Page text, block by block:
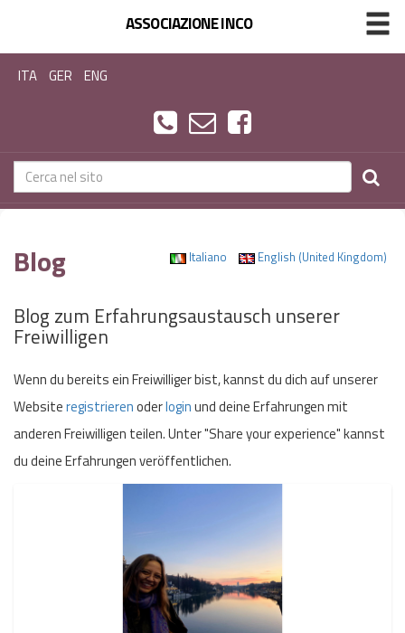
ASSOCIAZIONE INCO
ITA GER ENG
Italiano English (United Kingdom)
Blog
Blog zum Erfahrungsaustausch unserer
Freiwilligen
Wenn du bereits ein Freiwilliger bist, kannst du dich auf unserer
Websiteregistrierenoderloginund deine Erfahrungen mit
anderen Freiwilligen teilen. Unter "Share your experience" kannst
du deine Erfahrungen veröffentlichen.